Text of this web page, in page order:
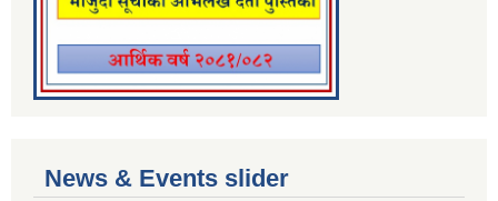
News & Events slider